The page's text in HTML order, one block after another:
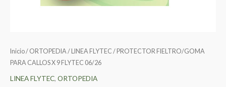
Inicio/ ORTOPEDIA / LINEA FLYTEC / PROTECTOR FIELTRO/GOMA
PARA CALLOS X 9 FLYTEC 06/26
LINEA FLYTEC, ORTOPEDIA